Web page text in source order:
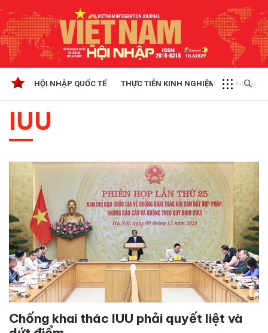
HỘI NHẬP QUỐC TẾ THỰC TIỄN KINH NGHIỆM CHÍNH
IUU
Chống khai thác IUU phải quyết liệt và